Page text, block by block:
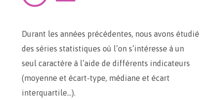
Durant les années précédentes, nous avons étudié
des séries statistiques où l’on s’intéresse à un
seul caractère à l’aide de différents indicateurs
(moyenne et écart-type, médiane et écart
interquartile…).